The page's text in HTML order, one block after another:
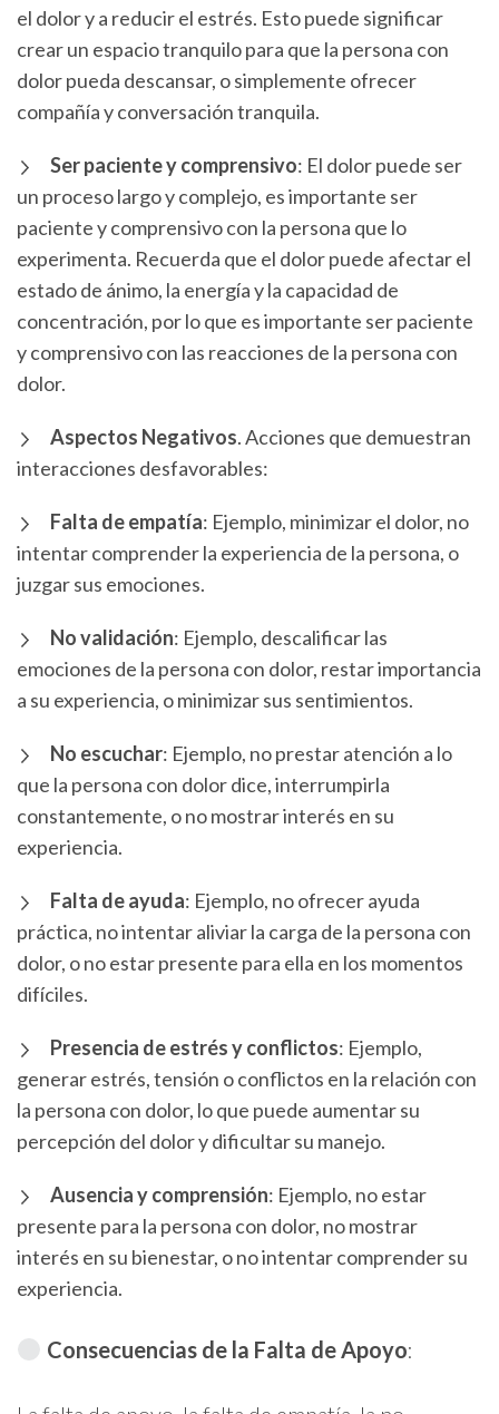
el dolor y a reducir el estrés. Esto puede significar
crear un espacio tranquilo para que la persona con
dolor pueda descansar, o simplemente ofrecer
compañía y conversación tranquila.
Ser paciente y comprensivo: El dolor puede ser
un proceso largo y complejo, es importante ser
paciente y comprensivo con la persona que lo
experimenta. Recuerda que el dolor puede afectar el
estado de ánimo, la energía y la capacidad de
concentración, por lo que es importante ser paciente
y comprensivo con las reacciones de la persona con
dolor.
Aspectos Negativos. Acciones que demuestran
interacciones desfavorables:
Falta de empatía: Ejemplo, minimizar el dolor, no
intentar comprender la experiencia de la persona, o
juzgar sus emociones.
No validación: Ejemplo, descalificar las
emociones de la persona con dolor, restar importancia
a su experiencia, o minimizar sus sentimientos.
No escuchar: Ejemplo, no prestar atención a lo
que la persona con dolor dice, interrumpirla
constantemente, o no mostrar interés en su
experiencia.
Falta de ayuda: Ejemplo, no ofrecer ayuda
práctica, no intentar aliviar la carga de la persona con
dolor, o no estar presente para ella en los momentos
difíciles.
Presencia de estrés y conflictos: Ejemplo,
generar estrés, tensión o conflictos en la relación con
la persona con dolor, lo que puede aumentar su
percepción del dolor y dificultar su manejo.
Ausencia y comprensión: Ejemplo, no estar
presente para la persona con dolor, no mostrar
interés en su bienestar, o no intentar comprender su
experiencia.
Consecuencias de la Falta de Apoyo: